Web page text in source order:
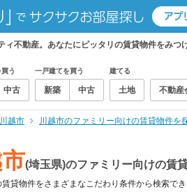
不動産。あなたにピッタリの賃貸物件をみつ
う
中古
一戸建てを買う
新築 中古
建てる
土地 不動産
川越市 川越市のファミリー向けの賃貸物件を
(埼玉県)のファミリー向けの賃
賃貸物件をさまざまなこだわり条件から検索でき